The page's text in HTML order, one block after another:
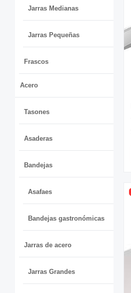
Jarras Medianas
Jarras Pequeñas
Frascos
Acero
Tasones
Asaderas
Bandejas
Asafaes
Bandejas gastronómicas
Jarras de acero
Jarras Grandes